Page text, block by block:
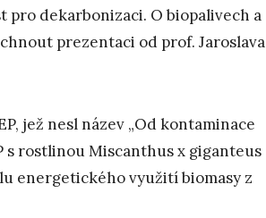
pro dekarbonizaci. O biopalivech a
prezentaci od prof. Jaroslava
jež nesl název „Od kontaminace
s rostlinou Miscanthus x giganteus
energetického využití biomasy z